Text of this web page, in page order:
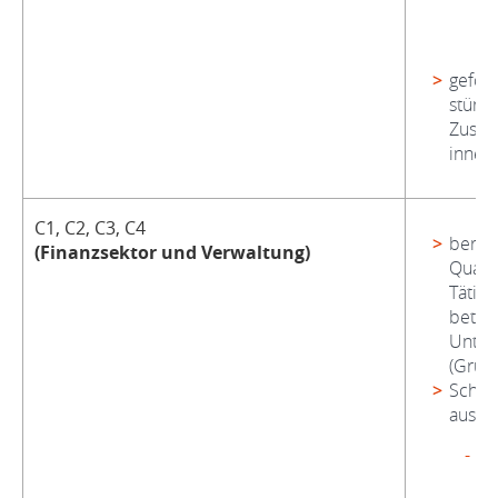
C1, C2, C3, C4
(Finanzsektor und Verwaltung)
aus: